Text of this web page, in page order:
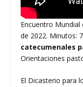
Encuentro Mundial
de 2022. Minutos:
catecumenales
Orientaciones
El Dicasterio para